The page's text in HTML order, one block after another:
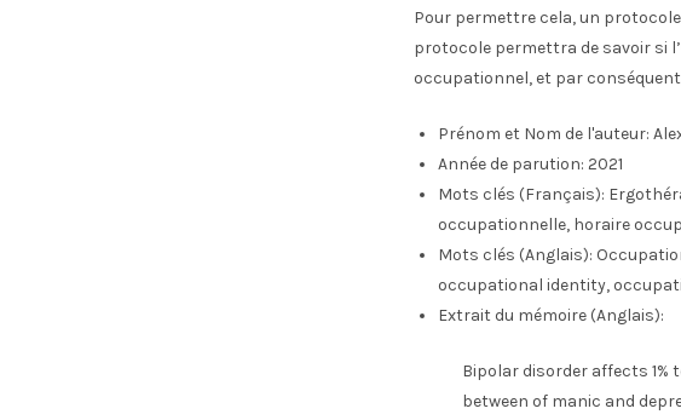
Pour permettre cela, un
protocole permettra de savoir si
occupationnel, et par
Prénom et Nom de l'auteur:
Année de parution: 2021
Mots clés (Français):
occupationnelle, horaire
Mots clés (Anglais):
occupational identity,
Extrait du mémoire (Anglais):
Bipolar disorder affects 1%
between of manic and